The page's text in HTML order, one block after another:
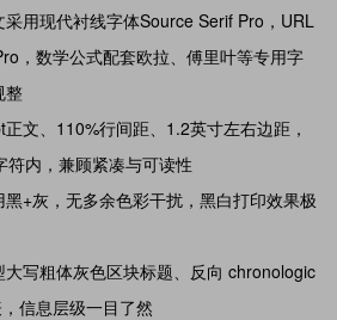
用现代衬线字体Source Serif Pro，URL
，数学公式配套欧拉、傅里叶等专用字
整
文、110%行间距、1.2英寸左右边距，
符内，兼顾紧凑与可读性
+灰，无多余色彩干扰，黑白打印效果极
写粗体灰色区块标题、反向 chronologic
信息层级一目了然